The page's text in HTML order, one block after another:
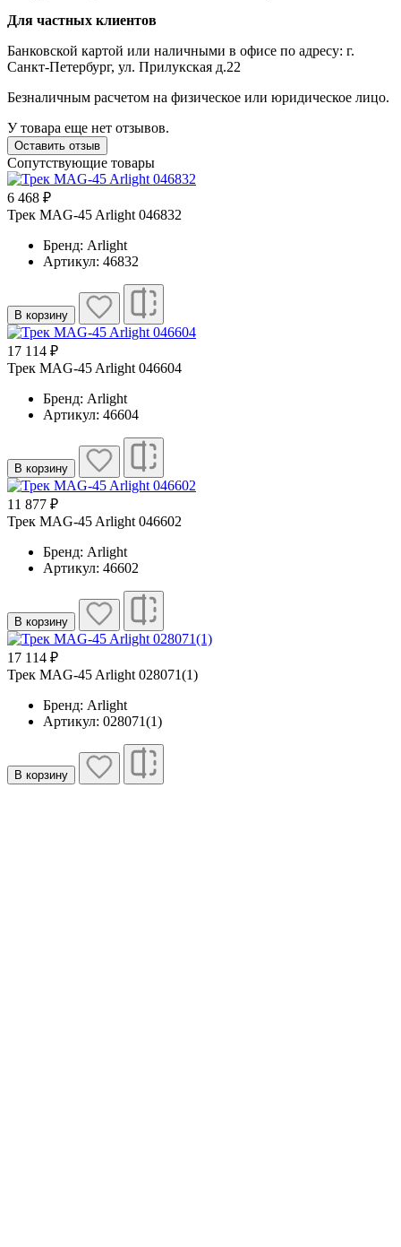
Для частных клиентов
Банковской картой или наличными в офисе по адресу: г.
Санкт-Петербург, ул. Прилукская д.22
Безналичным расчетом на физическое или юридическое лицо.
У товара еще нет отзывов.
Оставить отзыв
Сопутствующие товары
6 468 ₽
Трек MAG-45 Arlight 046832
Бренд: Arlight
Артикул: 46832
В корзину
17 114 ₽
Трек MAG-45 Arlight 046604
Бренд: Arlight
Артикул: 46604
В корзину
11 877 ₽
Трек MAG-45 Arlight 046602
Бренд: Arlight
Артикул: 46602
В корзину
17 114 ₽
Трек MAG-45 Arlight 028071(1)
Бренд: Arlight
Артикул: 028071(1)
В корзину